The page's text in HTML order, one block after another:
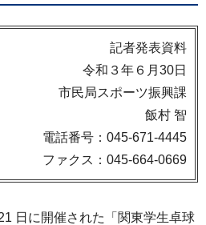
記者発表資料
令和３年６月30日
市民局スポーツ振興課
飯村 智
電話番号：045-671-4445
ファクス：045-664-0669
日に開催された「関東学生卓球